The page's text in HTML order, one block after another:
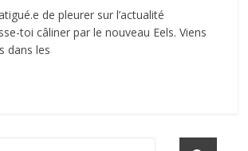
de pleurer sur l’actualité
toi câliner par le nouveau Eels. Viens
dans les